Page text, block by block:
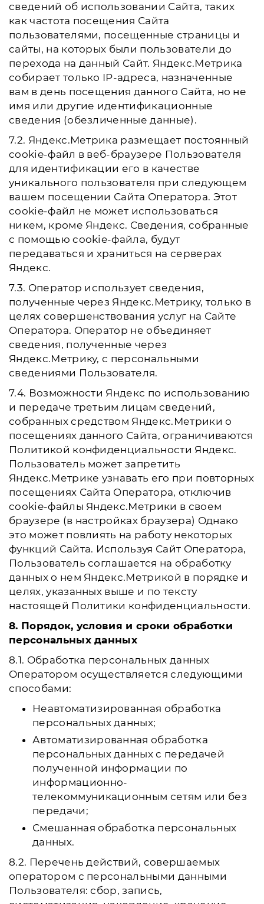
сведений об использовании Сайта, таких
как частота посещения Сайта
пользователями, посещенные страницы и
сайты, на которых были пользователи до
перехода на данный Сайт. Яндекс.Метрика
собирает только IP-адреса, назначенные
вам в день посещения данного Сайта, но не
имя или другие идентификационные
сведения (обезличенные данные).
7.2. Яндекс.Метрика размещает постоянный
cookie-файл в веб-браузере Пользователя
для идентификации его в качестве
уникального пользователя при следующем
вашем посещении Сайта Оператора. Этот
cookie-файл не может использоваться
никем, кроме Яндекс. Сведения, собранные
с помощью cookie-файла, будут
передаваться и храниться на серверах
Яндекс.
7.3. Оператор использует сведения,
полученные через Яндекс.Метрику, только в
целях совершенствования услуг на Сайте
Оператора. Оператор не объединяет
сведения, полученные через
Яндекс.Метрику, с персональными
сведениями Пользователя.
7.4. Возможности Яндекс по использованию
и передаче третьим лицам сведений,
собранных средством Яндекс.Метрики о
посещениях данного Сайта, ограничиваются
Политикой конфиденциальности Яндекс.
Пользователь может запретить
Яндекс.Метрике узнавать его при повторных
посещениях Сайта Оператора, отключив
cookie-файлы Яндекс.Метрики в своем
браузере (в настройках браузера) Однако
это может повлиять на работу некоторых
функций Сайта. Используя Сайт Оператора,
Пользователь соглашается на обработку
данных о нем Яндекс.Метрикой в порядке и
целях, указанных выше и по тексту
настоящей Политики конфиденциальности.
8. Порядок, условия и сроки обработки
персональных данных
8.1. Обработка персональных данных
Оператором осуществляется следующими
способами:
Неавтоматизированная обработка
персональных данных;
Автоматизированная обработка
персональных данных с передачей
полученной информации по
информационно-
телекоммуникационным сетям или без
передачи;
Смешанная обработка персональных
данных.
8.2. Перечень действий, совершаемых
оператором с персональными данными
Пользователя: сбор, запись,